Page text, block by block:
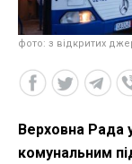
фото: з відкритих
Верховна Рада
комунальним